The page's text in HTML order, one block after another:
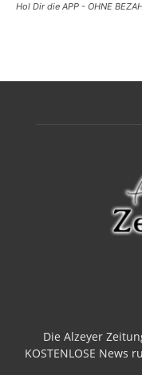
Hol Dir die APP - OHNE
Die Alzeyer
KOSTENLOSE News